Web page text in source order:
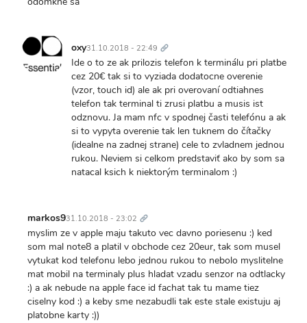
oxy31.10.2018 - 22:49 odkaz
Ide o to ze ak prilozis telefon k terminálu pri platbe
cez 20€ tak si to vyziada dodatocne overenie
(vzor, touch id) ale ak pri overovaní odtiahnes
telefon tak terminal ti zrusi platbu a musis ist
odznovu. Ja mam nfc v spodnej časti telefónu a ak
si to vypyta overenie tak len tuknem do čítačky
(idealne na zadnej strane) cele to zvladnem jednou
rukou. Neviem si celkom predstaviť ako by som sa
natacal ksich k niektorým terminalom :)
markos931.10.2018 - 23:02 odkaz
myslim ze v apple maju takuto vec davno poriesenu :) ked
som mal note8 a platil v obchode cez 20eur, tak som musel
vytukat kod telefonu lebo jednou rukou to nebolo myslitelne
mat mobil na terminaly plus hladat vzadu senzor na odtlacky
:) a ak nebude na apple face id fachat tak tu mame tiez
ciselny kod :) a keby sme nezabudli tak este stale existuju aj
platobne karty :))